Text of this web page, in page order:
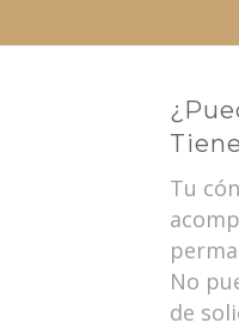
Tu
No
de